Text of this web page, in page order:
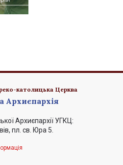
католицька Церква
Архиєпархія
Архиєпархії УГКЦ:
пл. св. Юра 5.